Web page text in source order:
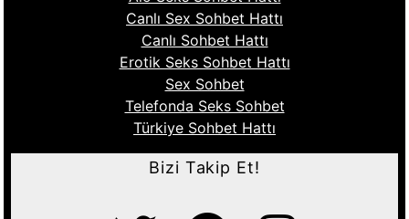
Canlı Sex Sohbet Hattı
Canlı Sohbet Hattı
Erotik Seks Sohbet Hattı
Sex Sohbet
Telefonda Seks Sohbet
Türkiye Sohbet Hattı
Bizi Takip Et!